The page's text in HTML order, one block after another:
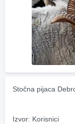
Stočna pijaca
Izvor: Korisnici